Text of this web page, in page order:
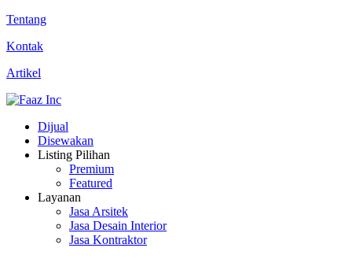
Tentang
Kontak
Artikel
Dijual
Disewakan
Listing Pilihan
Premium
Featured
Layanan
Jasa Arsitek
Jasa Desain Interior
Jasa Kontraktor